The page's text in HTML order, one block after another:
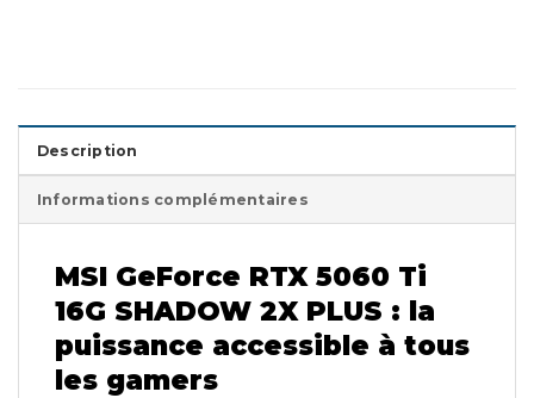
Description
Informations complémentaires
MSI GeForce RTX 5060 Ti
16G SHADOW 2X PLUS : la
puissance accessible à tous
les gamers